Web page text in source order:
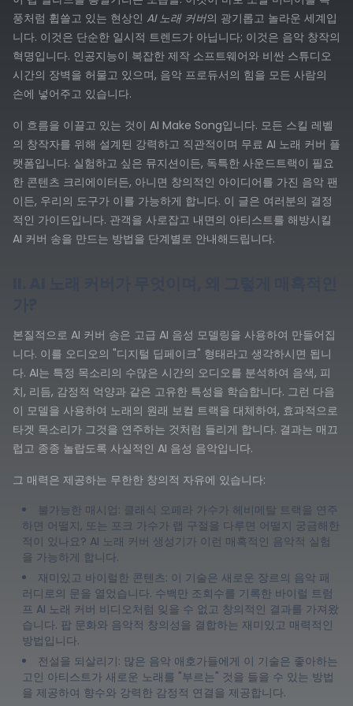
풍처럼 휩쓸고 있는 현상인 AI 노래 커버의 광기롭고 놀라운 세계입
니다. 이것은 단순한 일시적 트렌드가 아닙니다; 이것은 음악 창작의
혁명입니다. 인공지능이 복잡한 제작 소프트웨어와 비싼 스튜디오
시간의 장벽을 허물고 있으며, 음악 프로듀서의 힘을 모든 사람의
손에 넣어주고 있습니다.
이 흐름을 이끌고 있는 것이 AI Make Song입니다. 모든 스킬 레벨
의 창작자를 위해 설계된 강력하고 직관적이며 무료 AI 노래 커버 플
랫폼입니다. 실험하고 싶은 뮤지션이든, 독특한 사운드트랙이 필요
한 콘텐츠 크리에이터든, 아니면 창의적인 아이디어를 가진 음악 팬
이든, 우리의 도구가 이를 가능하게 합니다. 이 글은 여러분의 결정
적인 가이드입니다. 관객을 사로잡고 내면의 아티스트를 해방시킬
AI 커버 송을 만드는 방법을 단계별로 안내해드립니다.
본질적으로 AI 커버 송은 고급 AI 음성 모델링을 사용하여 만들어집
니다. 이를 오디오의 "디지털 딥페이크" 형태라고 생각하시면 됩니
다. AI는 특정 목소리의 수많은 시간의 오디오를 분석하여 음색, 피
치, 리듬, 감정적 억양과 같은 고유한 특성을 학습합니다. 그런 다음
이 모델을 사용하여 노래의 원래 보컬 트랙을 대체하여, 효과적으로
타겟 목소리가 그것을 연주하는 것처럼 들리게 합니다. 결과는 매끄
럽고 종종 놀랍도록 사실적인 AI 음성 음악입니다.
그 매력은 제공하는 무한한 창의적 자유에 있습니다:
불가능한 매시업: 클래식 오페라 가수가 헤비메탈 트랙을 연주
하면 어떨지, 또는 포크 가수가 랩 구절을 다루면 어떨지 궁금해한
적이 있나요? AI 노래 커버 생성기가 이런 매혹적인 음악적 실험
을 가능하게 합니다.
재미있고 바이럴한 콘텐츠: 이 기술은 새로운 장르의 음악 패
러디로의 문을 열었습니다. 수백만 조회수를 기록한 바이럴 트럼
프 AI 노래 커버 비디오처럼 잊을 수 없고 창의적인 결과를 가져왔
습니다. 팝 문화와 음악적 창의성을 결합하는 재미있고 매력적인
방법입니다.
전설을 되살리기: 많은 음악 애호가들에게 이 기술은 좋아하는
고인 아티스트가 새로운 노래를 "부르는" 것을 들을 수 있는 방법
을 제공하여 향수와 강력한 감정적 연결을 제공합니다.